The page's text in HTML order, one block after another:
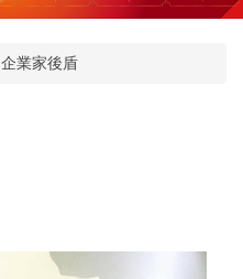
企業家後盾